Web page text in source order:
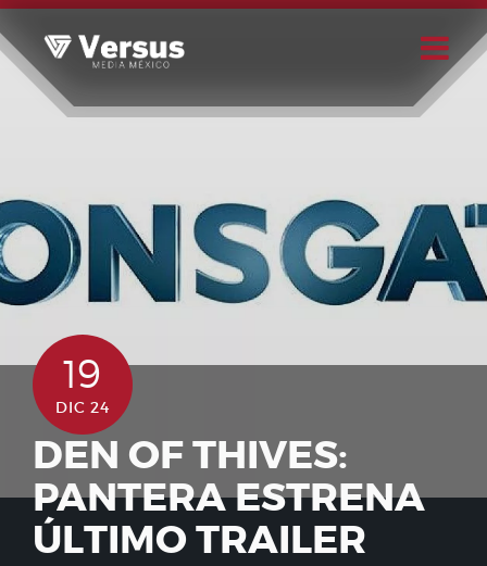
Skip
to
content
Usuario
19
DIC 24
DEN OF THIVES:
PANTERA ESTRENA
ÚLTIMO TRAILER